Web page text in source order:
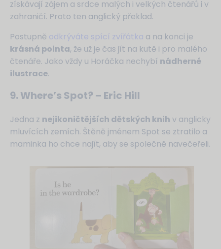
získávají zájem a srdce malých i velkých čtenářů i v
zahraničí. Proto ten anglický překlad.
Postupně odkrýváte spící zvířátka a na konci je
krásná pointa, že už je čas jít na kutě i pro malého
čtenáře. Jako vždy u Horáčka nechybí nádherné
ilustrace.
9. Where’s Spot? – Eric Hill
Jedna z nejikoničtějších dětských knih v anglicky
mluvících zemích. Štěně jménem Spot se ztratilo a
maminka ho chce najít, aby se společně navečeřeli.